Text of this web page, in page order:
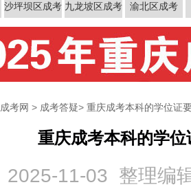
沙坪坝区成考 九龙坡区成考 渝北区成考
考网 > 成考答疑> 重庆成考本科的学位证
重庆成考本科的学
2025-11-03 整理编